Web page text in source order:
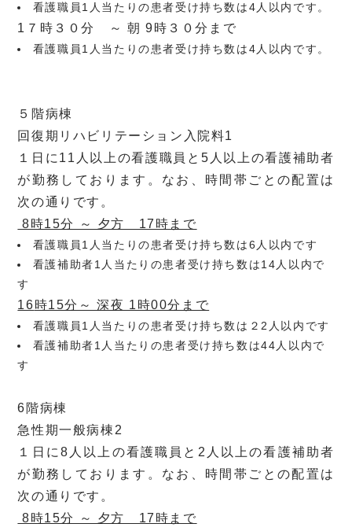
看護職員1人当たりの患者受け持ち数は4人以内です。
1７時３０分 ～ 朝 9時３０分まで
看護職員1人当たりの患者受け持ち数は4人以内です。
５階病棟
回復期リハビリテーション入院料1
１日に11人以上の看護職員と5人以上の看護補助者
が勤務しております。なお、時間帯ごとの配置は
次の通りです。
8時15分 ～ 夕方 17時まで
看護職員1人当たりの患者受け持ち数は6人以内です
看護補助者1人当たりの患者受け持ち数は14人以内で
す
16時15分～ 深夜 1時00分まで
看護職員1人当たりの患者受け持ち数は２2人以内です
看護補助者1人当たりの患者受け持ち数は44人以内で
す
6階病棟
急性期一般病棟2
１日に8人以上の看護職員と2人以上の看護補助者
が勤務しております。なお、時間帯ごとの配置は
次の通りです。
8時15分 ～ 夕方 17時まで